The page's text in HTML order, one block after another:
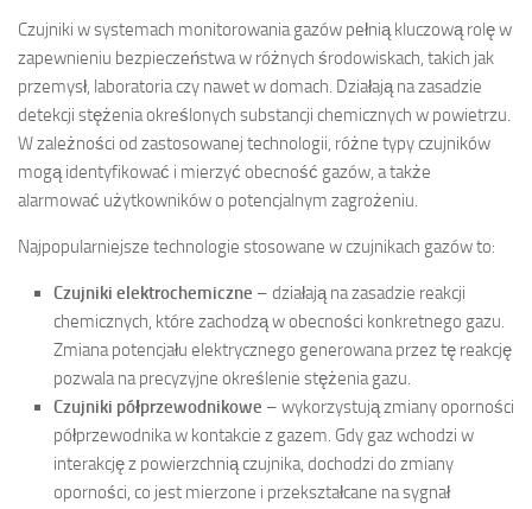
Czujniki w systemach monitorowania gazów pełnią kluczową rolę w
zapewnieniu bezpieczeństwa w różnych środowiskach, takich jak
przemysł, laboratoria czy nawet w domach. Działają na zasadzie
detekcji stężenia określonych substancji chemicznych w powietrzu.
W zależności od zastosowanej technologii, różne typy czujników
mogą identyfikować i mierzyć obecność gazów, a także
alarmować użytkowników o potencjalnym zagrożeniu.
Najpopularniejsze technologie stosowane w czujnikach gazów to:
Czujniki elektrochemiczne – działają na zasadzie reakcji
chemicznych, które zachodzą w obecności konkretnego gazu.
Zmiana potencjału elektrycznego generowana przez tę reakcję
pozwala na precyzyjne określenie stężenia gazu.
Czujniki półprzewodnikowe – wykorzystują zmiany oporności
półprzewodnika w kontakcie z gazem. Gdy gaz wchodzi w
interakcję z powierzchnią czujnika, dochodzi do zmiany
oporności, co jest mierzone i przekształcane na sygnał